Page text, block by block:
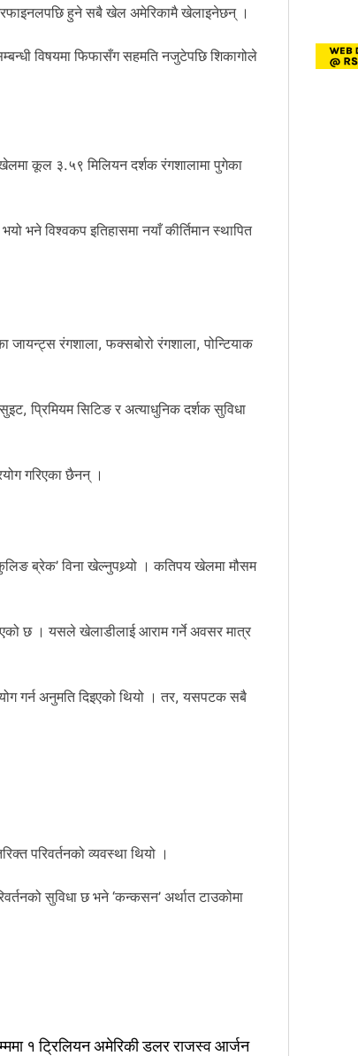
हुने सबै खेल अमेरिकामै खेलाइनेछन् ।
विषयमा फिफासँग सहमति नजुटेपछि शिकागोले
कूल ३.५९ मिलियन दर्शक रंगशालामा पुगेका
विश्वकप इतिहासमा नयाँ कीर्तिमान स्थापित
जायन्ट्स रंगशाला, फक्सबोरो रंगशाला, पोन्टियाक
प्रिमियम सिटिङ र अत्याधुनिक दर्शक सुविधा
गरिएका छैनन् ।
ब्रेक’ विना खेल्नुपथ्र्यो । कतिपय खेलमा मौसम
छ । यसले खेलाडीलाई आराम गर्ने अवसर मात्र
गर्न अनुमति दिइएको थियो । तर, यसपटक सबै
परिवर्तनको व्यवस्था थियो ।
सुविधा छ भने ‘कन्कसन’ अर्थात टाउकोमा
१ ट्रिलियन अमेरिकी डलर राजस्व आर्जन